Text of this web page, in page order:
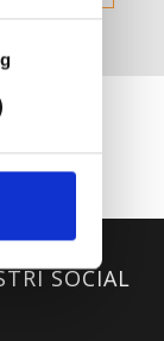
SOCIAL